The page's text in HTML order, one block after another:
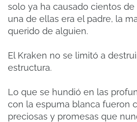
solo ya ha causado cientos de
una de ellas era el padre, la
querido de alguien.
El Kraken no se limitó a
estructura.
Lo que se hundió en las
con la espuma blanca fueron
preciosas y promesas que